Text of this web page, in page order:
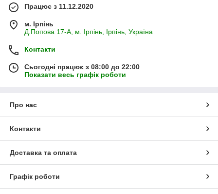
Працює з 11.12.2020
м. Ірпінь
Д.Попова 17-А, м. Ірпінь, Ірпінь, Україна
Контакти
Сьогодні працює з 08:00 до 22:00
Показати весь графік роботи
Про нас
Контакти
Доставка та оплата
Графік роботи